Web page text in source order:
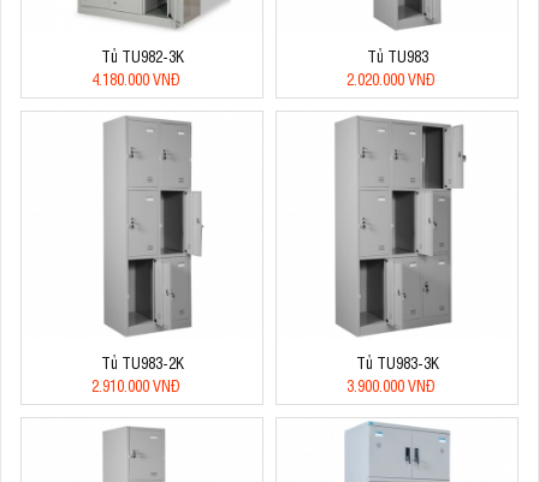
Tủ TU982-3K
4.180.000 VNĐ
Tủ TU983
2.020.000 VNĐ
Tủ TU983-2K
2.910.000 VNĐ
Tủ TU983-3K
3.900.000 VNĐ